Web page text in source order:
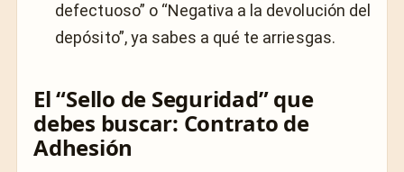
defectuoso” o “Negativa a la devolución del
depósito”, ya sabes a qué te arriesgas.
El “Sello de Seguridad” que
debes buscar: Contrato de
Adhesión